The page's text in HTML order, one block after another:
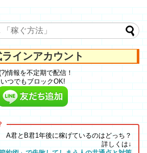
インアカウント
情報を不定期で配信！
いつでもブロックOK!
A君とB君1年後に稼げているのはどっち？
詳しくは↓